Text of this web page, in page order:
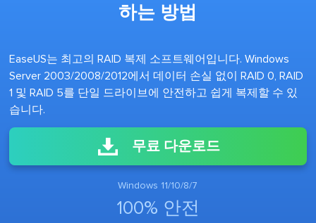
하는 방법
EaseUS는 최고의 RAID 복제 소프트웨어입니다. Windows
Server 2003/2008/2012에서 데이터 손실 없이 RAID 0, RAID
1 및 RAID 5를 단일 드라이브에 안전하고 쉽게 복제할 수 있
습니다.
무료 다운로드
Windows 11/10/8/7
100% 안전